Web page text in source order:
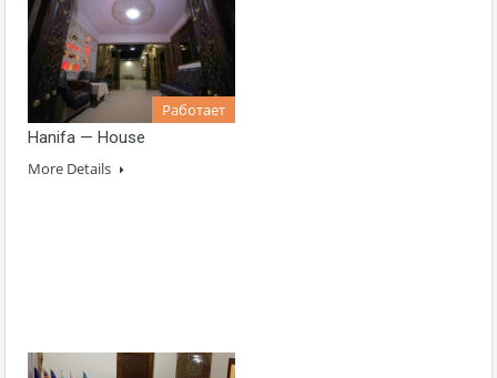
Работает
Hanifa — House
More Details